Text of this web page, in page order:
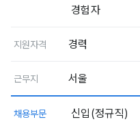
경험자
지원자격 경력
근무지 서울
채용부문 신입(정규직)